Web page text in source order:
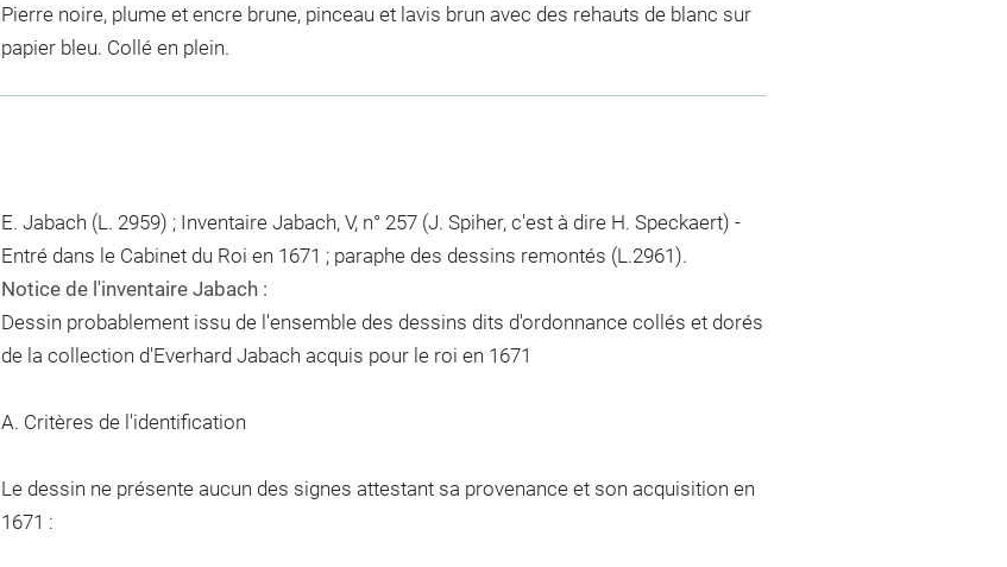
Pierre noire, plume et encre brune, pinceau et lavis brun avec des rehauts de blanc sur
papier bleu. Collé en plein.
E. Jabach (L. 2959) ; Inventaire Jabach, V, n° 257 (J. Spiher, c'est à dire H. Speckaert) -
Entré dans le Cabinet du Roi en 1671 ; paraphe des dessins remontés (L.2961).
Notice de l'inventaire Jabach :
Dessin probablement issu de l'ensemble des dessins dits d'ordonnance collés et dorés
de la collection d'Everhard Jabach acquis pour le roi en 1671
A. Critères de l'identification
Le dessin ne présente aucun des signes attestant sa provenance et son acquisition en
1671 :